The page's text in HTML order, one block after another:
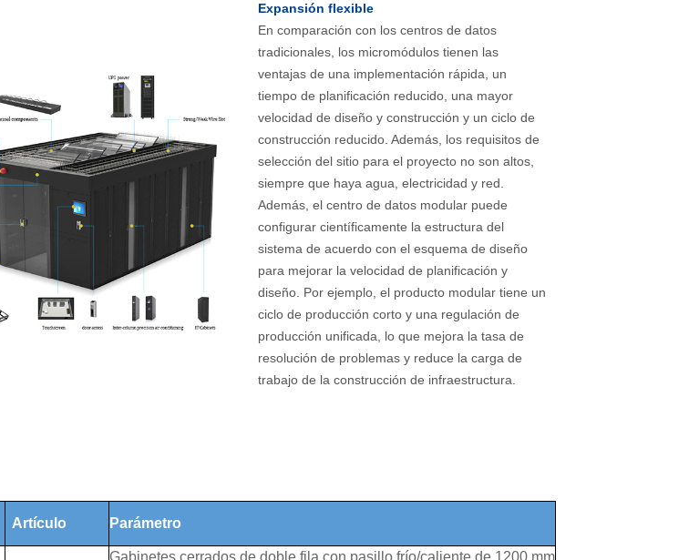
Expansión flexible
En comparación con los centros de datos
tradicionales, los micromódulos tienen las
ventajas de una implementación rápida, un
tiempo de planificación reducido, una mayor
velocidad de diseño y construcción y un ciclo de
construcción reducido. Además, los requisitos de
selección del sitio para el proyecto no son altos,
siempre que haya agua, electricidad y red.
Además, el centro de datos modular puede
configurar científicamente la estructura del
sistema de acuerdo con el esquema de diseño
para mejorar la velocidad de planificación y
diseño. Por ejemplo, el producto modular tiene un
ciclo de producción corto y una regulación de
producción unificada, lo que mejora la tasa de
resolución de problemas y reduce la carga de
trabajo de la construcción de infraestructura.
Artículo Parámetro